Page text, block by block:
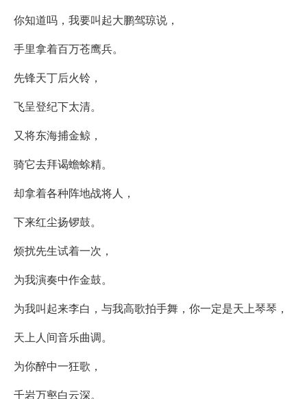
你知道吗，我要叫起大鹏驾琼说，
手里拿着百万苍鹰兵。
先锋天丁后火铃，
飞呈登纪下太清。
又将东海捕金鲸，
骑它去拜谒蟾蜍精。
却拿着各种阵地战将人，
下来红尘扬锣鼓。
烦扰先生试着一次，
为我演奏中作金鼓。
为我叫起来李白，与我高歌拍手舞，你一定是天上琴琴，
天上人间音乐曲调。
为你醉中一狂歌，
千岩万壑白云深。